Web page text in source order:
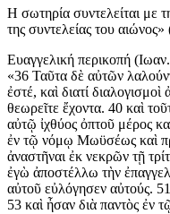
Η σωτηρία συντελείται με
της συντελείας του
Ευαγγελική περικοπή
«36 Ταῦτα δὲ αὐτῶν
ἐστέ, καὶ διατί
θεωρεῖτε ἔχοντα. 40 καὶ
αὐτῷ ἰχθύος ὀπτοῦ μέρος
ἐν τῷ νόμῳ Μωϋσέως καὶ
ἀναστῆναι ἐκ νεκρῶν τῇ
ἐγὼ ἀποστέλλω τὴν
αὐτοῦ εὐλόγησεν αὐτούς.
53 καὶ ἦσαν διὰ παντὸς ἐν